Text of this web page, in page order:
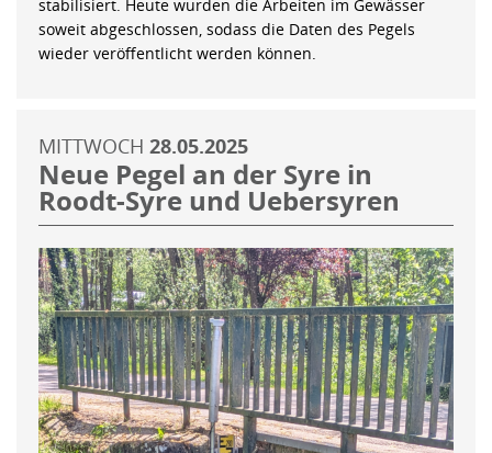
stabilisiert. Heute wurden die Arbeiten im Gewässer
soweit abgeschlossen, sodass die Daten des Pegels
wieder veröffentlicht werden können.
MITTWOCH 28.05.2025
Neue Pegel an der Syre in
Roodt-Syre und Uebersyren